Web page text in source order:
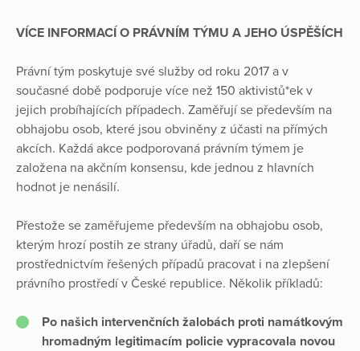
VÍCE INFORMACÍ O PRÁVNÍM TÝMU A JEHO ÚSPĚŠÍCH
Právní tým poskytuje své služby od roku 2017 a v
současné době podporuje více než 150 aktivistů*ek v
jejich probíhajících případech. Zaměřují se především na
obhajobu osob, které jsou obviněny z účasti na přímých
akcích. Každá akce podporovaná právním týmem je
založena na akčním konsensu, kde jednou z hlavních
hodnot je nenásilí.
Přestože se zaměřujeme především na obhajobu osob,
kterým hrozí postih ze strany úřadů, daří se nám
prostřednictvím řešených případů pracovat i na zlepšení
právního prostředí v České republice. Několik příkladů:
Po našich intervenčních žalobách proti namátkovým
hromadným legitimacím policie vypracovala novou